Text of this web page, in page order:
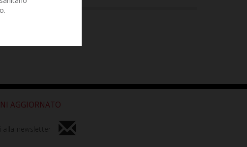
AGGIORNATO
alla newsletter